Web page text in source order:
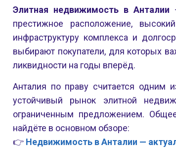
Элитная недвижимость в Анталии
престижное расположение,
инфраструктуру комплекса и
выбирают покупатели, для которых
ликвидности на годы вперёд.
Анталия по праву считается одним
устойчивый рынок элитной
ограниченным предложением.
найдёте в основном обзоре:
👉 Недвижимость в Анталии —